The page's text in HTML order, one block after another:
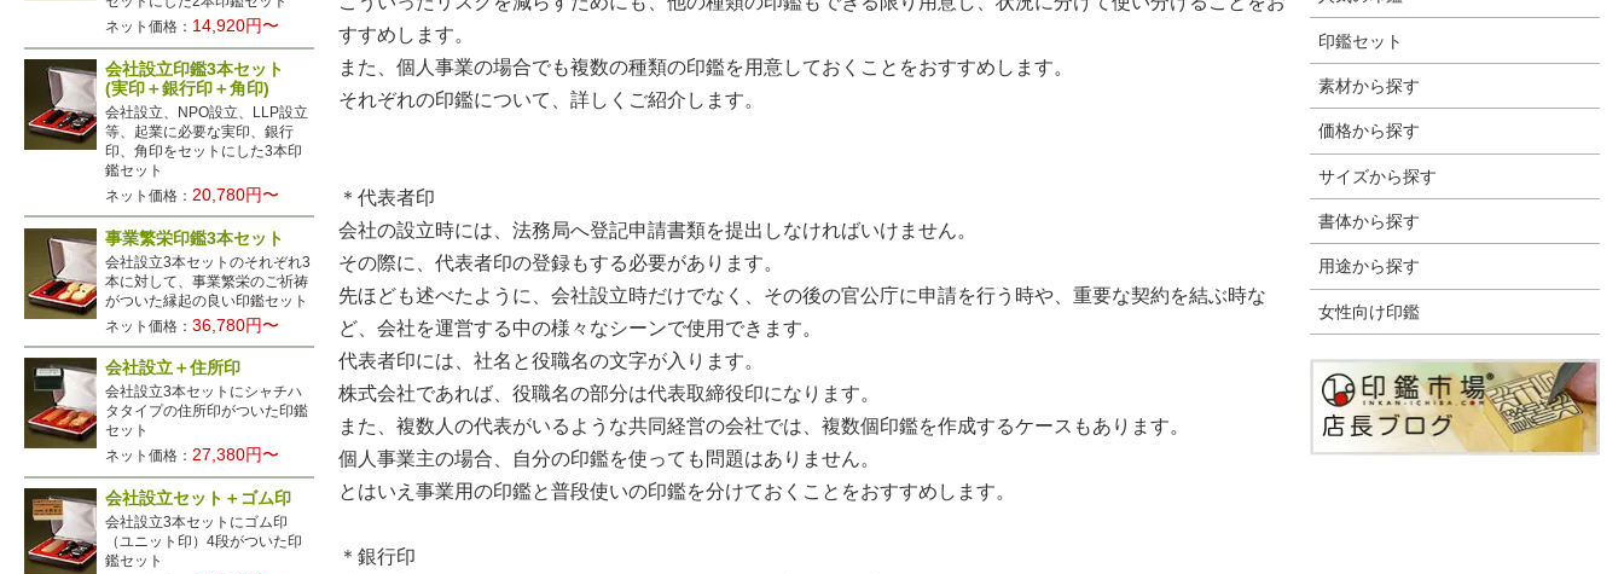
印鑑セット
素材から探す
価格から探す
サイズから探す
書体から探す
用途から探す
女性向け印鑑
すすめします。
また、個人事業の場合でも複数の種類の印鑑を用意しておくことをおすすめします。
それぞれの印鑑について、詳しくご紹介します。
＊代表者印
会社の設立時には、法務局へ登記申請書類を提出しなければいけません。
その際に、代表者印の登録もする必要があります。
先ほども述べたように、会社設立時だけでなく、その後の官公庁に申請を行う時や、重要な契約を結ぶ時な
ど、会社を運営する中の様々なシーンで使用できます。
代表者印には、社名と役職名の文字が入ります。
株式会社であれば、役職名の部分は代表取締役印になります。
また、複数人の代表がいるような共同経営の会社では、複数個印鑑を作成するケースもあります。
個人事業主の場合、自分の印鑑を使っても問題はありません。
とはいえ事業用の印鑑と普段使いの印鑑を分けておくことをおすすめします。
＊銀行印
ネット価格： 14,920円〜
会社設立印鑑3本セット
(実印＋銀行印＋角印)
会社設立、NPO設立、LLP設立
等、起業に必要な実印、銀行
印、角印をセットにした3本印
鑑セット
ネット価格：20,780円〜
事業繁栄印鑑3本セット
会社設立3本セットのそれぞれ3
本に対して、事業繁栄のご祈祷
がついた縁起の良い印鑑セット
ネット価格：36,780円〜
会社設立＋住所印
会社設立3本セットにシャチハ
タタイプの住所印がついた印鑑
セット
ネット価格：27,380円〜
会社設立セット＋ゴム印
会社設立3本セットにゴム印
（ユニット印）4段がついた印
鑑セット